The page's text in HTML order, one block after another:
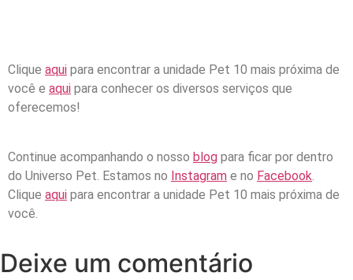
Clique aqui para encontrar a unidade Pet 10 mais próxima de
você e aqui para conhecer os diversos serviços que
oferecemos!
Continue acompanhando o nosso blog para ficar por dentro
do Universo Pet. Estamos no Instagram e no Facebook.
Clique aqui para encontrar a unidade Pet 10 mais próxima de
você.
Deixe um comentário